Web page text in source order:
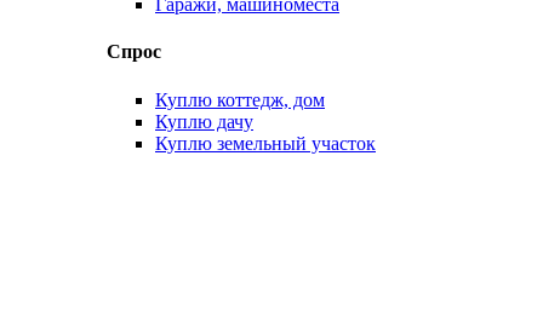
Гаражи, машиноместа
Спрос
Куплю коттедж, дом
Куплю дачу
Куплю земельный участок